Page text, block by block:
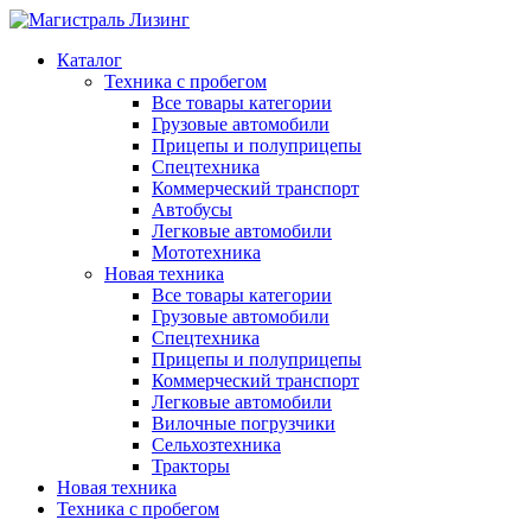
Каталог
Техника с пробегом
Все товары категории
Грузовые автомобили
Прицепы и полуприцепы
Спецтехника
Коммерческий транспорт
Автобусы
Легковые автомобили
Мототехника
Новая техника
Все товары категории
Грузовые автомобили
Спецтехника
Прицепы и полуприцепы
Коммерческий транспорт
Легковые автомобили
Вилочные погрузчики
Сельхозтехника
Тракторы
Новая техника
Техника с пробегом